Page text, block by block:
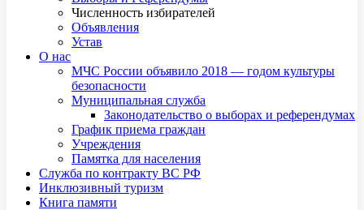
Численность избирателей
Объявления
Устав
О нас
МЧС России объявило 2018 — годом культуры
безопасности
Муниципальная служба
Законодательство о выборах и референдумах
График приема граждан
Учреждения
Памятка для населения
Служба по контракту ВС РФ
Инклюзивный туризм
Книга памяти